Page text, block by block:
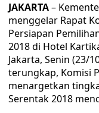
JAKARTA–
menggelar Rapat
Persiapan
2018 di Hotel
Jakarta, Senin (23/
terungkap, Komisi
menargetkan
Serentak 2018